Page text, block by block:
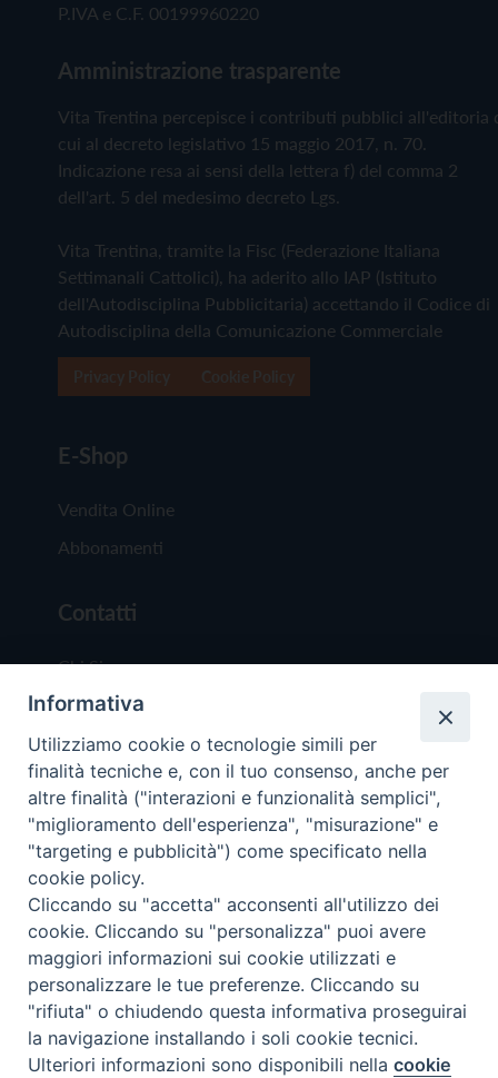
P.IVA e C.F. 00199960220
Amministrazione trasparente
Vita Trentina percepisce i contributi pubblici all'editoria
cui al decreto legislativo 15 maggio 2017, n. 70.
Indicazione resa ai sensi della lettera f) del comma 2
dell'art. 5 del medesimo decreto Lgs.
Vita Trentina, tramite la Fisc (Federazione Italiana
Settimanali Cattolici), ha aderito allo IAP (Istituto
dell'Autodisciplina Pubblicitaria) accettando il Codice di
Autodisciplina della Comunicazione Commerciale
E-Shop
Vendita Online
Abbonamenti
Contatti
Chi Siamo
Redazione
Scrivici
Copyright © 2019 - Tutti i diritti riservati - Vita
Trentina Editrice
Privacy Policy
Torna
Preferenze Cookie
Informativa
Utilizziamo cookie o tecnologie simili per
finalità tecniche e, con il tuo consenso, anche per
altre finalità ("interazioni e funzionalità semplici",
"miglioramento dell'esperienza", "misurazione" e
"targeting e pubblicità") come specificato nella
cookie policy.
Cliccando su "accetta" acconsenti all'utilizzo dei
cookie. Cliccando su "personalizza" puoi avere
maggiori informazioni sui cookie utilizzati e
personalizzare le tue preferenze. Cliccando su
"rifiuta" o chiudendo questa informativa proseguirai
la navigazione installando i soli cookie tecnici.
Ulteriori informazioni sono disponibili nellacookie